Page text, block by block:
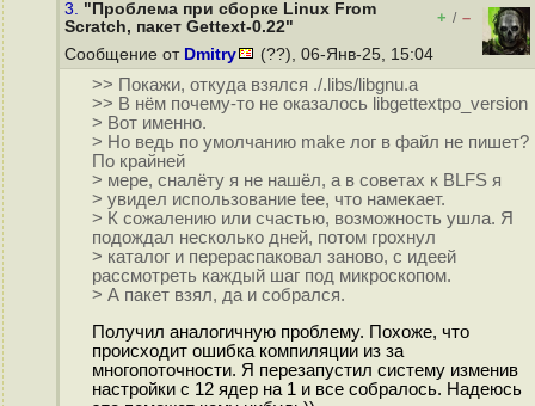
3. "Проблема при сборке Linux From
Scratch, пакет Gettext-0.22"
+ / –
Сообщение от Dmitry (??), 06-Янв-25, 15:04
>> Покажи, откуда взялся ./.libs/libgnu.a
>> В нём почему-то не оказалось libgettextpo_version
> Вот именно.
> Но ведь по умолчанию make лог в файл не пишет?
По крайней
> мере, сналёту я не нашёл, а в советах к BLFS я
> увидел использование tee, что намекает.
> К сожалению или счастью, возможность ушла. Я
подождал несколько дней, потом грохнул
> каталог и перераспаковал заново, с идеей
рассмотреть каждый шаг под микроскопом.
> А пакет взял, да и собрался.
Получил аналогичную проблему. Похоже, что
происходит ошибка компиляции из за
многопоточности. Я перезапустил систему изменив
настройки с 12 ядер на 1 и все собралось. Надеюсь